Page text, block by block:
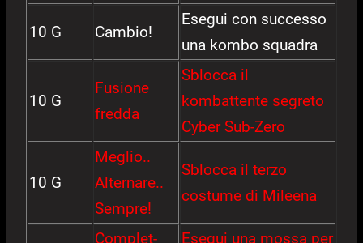
10 G Cambio!
Esegui con successo
una kombo squadra
10 G
Fusione
fredda
Sblocca il
kombattente segreto
Cyber Sub-Zero
10 G
Meglio..
Alternare..
Sempre!
Sblocca il terzo
costume di Mileena
Complet- Esegui una mossa per